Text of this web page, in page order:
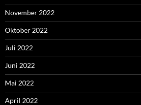
November 2022
Oktober 2022
Juli 2022
Juni 2022
Mai 2022
April 2022